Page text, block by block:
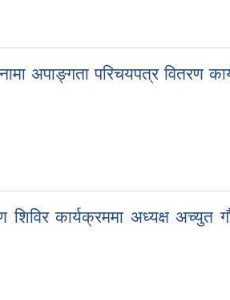
अपाङ्गता परिचयपत्र वितरण
शिविर कार्यक्रममा अध्यक्ष अच्युत